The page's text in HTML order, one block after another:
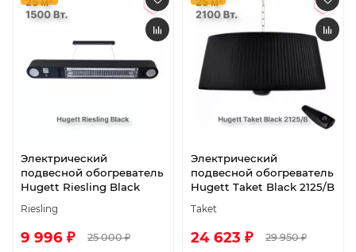
Электрический
подвесной обогреватель
Hugett Riesling Black
Riesling
9 996 ₽ 25 000 ₽
Электрический
подвесной обогреватель
Hugett Taket Black 2125/B
Taket
24 623 ₽ 29 950 ₽